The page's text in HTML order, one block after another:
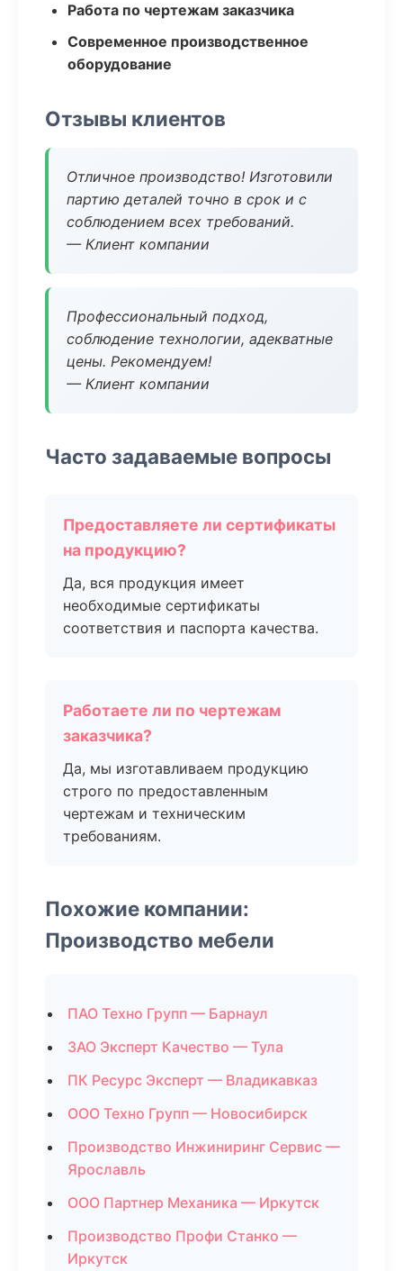
Работа по чертежам заказчика
Современное производственное
оборудование
Отзывы клиентов
Отличное производство! Изготовили
партию деталей точно в срок и с
соблюдением всех требований.
— Клиент компании
Профессиональный подход,
соблюдение технологии, адекватные
цены. Рекомендуем!
— Клиент компании
Часто задаваемые вопросы
Предоставляете ли сертификаты
на продукцию?
Да, вся продукция имеет
необходимые сертификаты
соответствия и паспорта качества.
Работаете ли по чертежам
заказчика?
Да, мы изготавливаем продукцию
строго по предоставленным
чертежам и техническим
требованиям.
Похожие компании:
Производство мебели
ПАО Техно Групп — Барнаул
ЗАО Эксперт Качество — Тула
ПК Ресурс Эксперт — Владикавказ
ООО Техно Групп — Новосибирск
Производство Инжиниринг Сервис —
Ярославль
ООО Партнер Механика — Иркутск
Производство Профи Станко —
Иркутск